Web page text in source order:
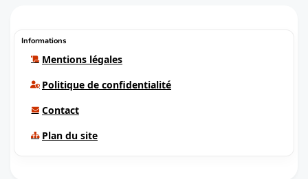
Informations
Mentions légales
Politique de confidentialité
Contact
Plan du site